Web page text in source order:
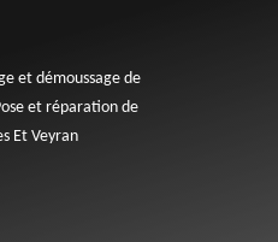
et démoussage de
et réparation de
Et Veyran